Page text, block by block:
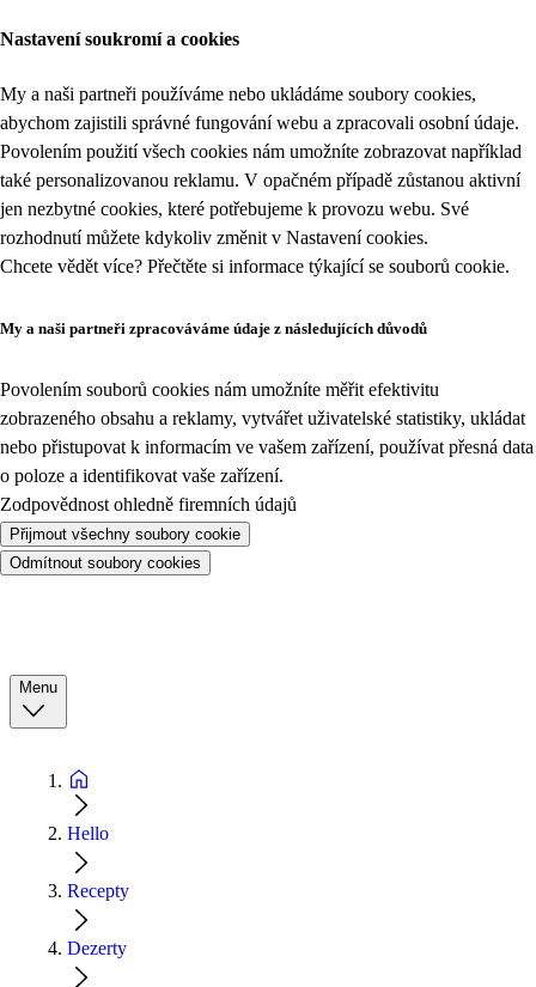
Nastavení soukromí a cookies
My a naši partneři používáme nebo ukládáme soubory cookies,
abychom zajistili správné fungování webu a zpracovali osobní údaje.
Povolením použití všech cookies nám umožníte zobrazovat například
také personalizovanou reklamu. V opačném případě zůstanou aktivní
jen nezbytné cookies, které potřebujeme k provozu webu. Své
rozhodnutí můžete kdykoliv změnit v Nastavení cookies.
Chcete vědět více? Přečtěte si informace týkající se souborů cookie.
My a naši partneři zpracováváme údaje z následujících důvodů
Povolením souborů cookies nám umožníte měřit efektivitu
zobrazeného obsahu a reklamy, vytvářet uživatelské statistiky, ukládat
nebo přistupovat k informacím ve vašem zařízení, používat přesná data
o poloze a identifikovat vaše zařízení.
Zodpovědnost ohledně firemních údajů
Přijmout všechny soubory cookie
Odmítnout soubory cookies
Menu
Hello
Recepty
Dezerty